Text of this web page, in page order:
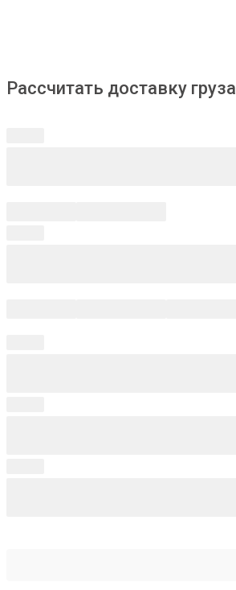
Рассчитать доставку груза